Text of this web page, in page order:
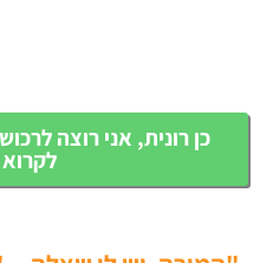
כן רונית, אני רוצה